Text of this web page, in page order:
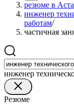
резюме в
инженер
работам/
частичная
инженер
Резюме